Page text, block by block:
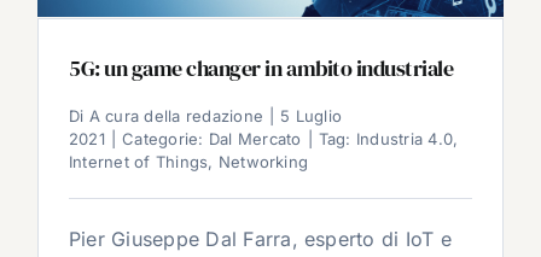
5G: un game changer in ambito industriale
Di A cura della redazione
5 Luglio
2021
Categorie: Dal Mercato Tag: Industria 4.0,
Internet of Things, Networking
Pier Giuseppe Dal Farra, esperto di IoT e